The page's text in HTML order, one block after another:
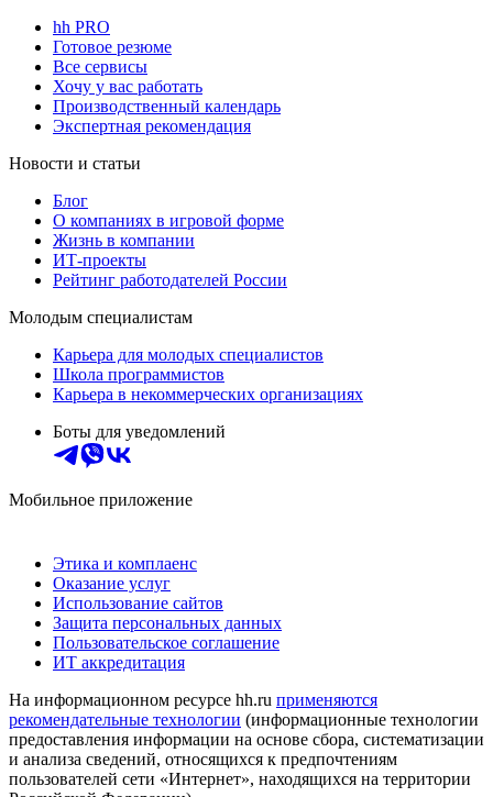
hh PRO
Готовое резюме
Все сервисы
Хочу у вас работать
Производственный календарь
Экспертная рекомендация
Новости и статьи
Блог
О компаниях в игровой форме
Жизнь в компании
ИТ-проекты
Рейтинг работодателей России
Молодым специалистам
Карьера для молодых специалистов
Школа программистов
Карьера в некоммерческих организациях
Боты для уведомлений
Мобильное приложение
Этика и комплаенс
Оказание услуг
Использование сайтов
Защита персональных данных
Пользовательское соглашение
ИТ аккредитация
На информационном ресурсе hh.ru применяются
рекомендательные технологии (информационные технологии
предоставления информации на основе сбора, систематизации
и анализа сведений, относящихся к предпочтениям
пользователей сети «Интернет», находящихся на территории